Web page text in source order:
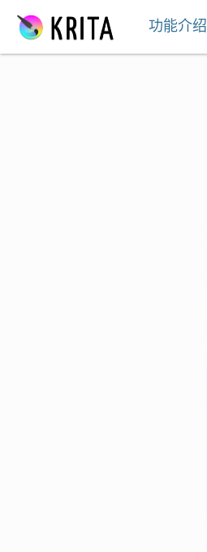
功能介绍